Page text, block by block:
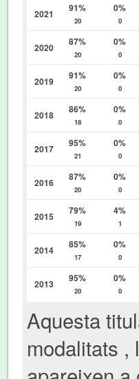
2021 91%
20
0%
0
2020 87%
20
0%
0
2019 91%
20
0%
0
2018 86%
18
0%
0
2017 95%
21
0%
0
2016 87%
20
0%
0
2015 79%
19
4%
1
2014 85%
17
0%
0
2013 95%
20
0%
0
Aquesta
modalitats ,